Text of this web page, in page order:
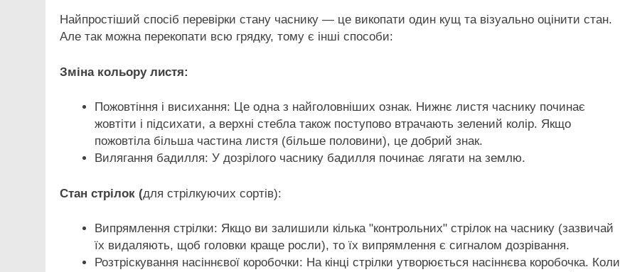
Найпростіший спосіб перевірки стану часнику — це викопати один кущ та візуально оцінити стан.
Але так можна перекопати всю грядку, тому є інші способи:
Зміна кольору листя:
Пожовтіння і висихання: Це одна з найголовніших ознак. Нижнє листя часнику починає
жовтіти і підсихати, а верхні стебла також поступово втрачають зелений колір. Якщо
пожовтіла більша частина листя (більше половини), це добрий знак.
Вилягання бадилля: У дозрілого часнику бадилля починає лягати на землю.
Стан стрілок (для стрілкуючих сортів):
Випрямлення стрілки: Якщо ви залишили кілька "контрольних" стрілок на часнику (зазвичай
їх видаляють, щоб головки краще росли), то їх випрямлення є сигналом дозрівання.
Розтріскування насіннєвої коробочки: На кінці стрілки утворюється насіннєва коробочка. Коли